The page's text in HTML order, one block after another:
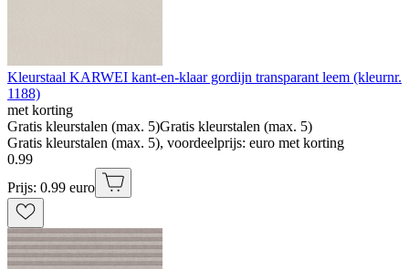
Kleurstaal KARWEI kant-en-klaar gordijn transparant leem (kleurnr.
1188)
met korting
Gratis kleurstalen (max. 5)Gratis kleurstalen (max. 5)
Gratis kleurstalen (max. 5), voordeelprijs: euro met korting
0.99
Prijs: 0.99 euro